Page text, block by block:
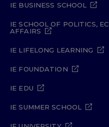
IE BUSINESS SCHOOL
IE SCHOOL OF POLITICS,
AFFAIRS
IE LIFELONG LEARNING
IE FOUNDATION
IE EDU
IE SUMMER SCHOOL